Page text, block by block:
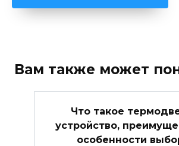
Вам также может
Что такое
устройство,
особенности